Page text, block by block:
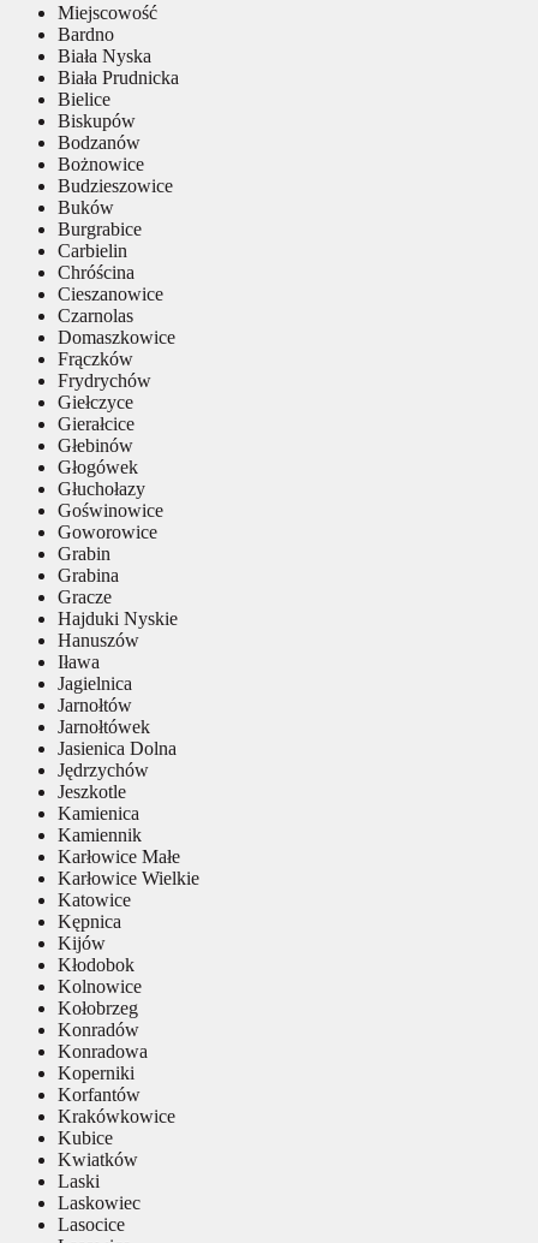
Miejscowość
Bardno
Biała Nyska
Biała Prudnicka
Bielice
Biskupów
Bodzanów
Bożnowice
Budzieszowice
Buków
Burgrabice
Carbielin
Chróścina
Cieszanowice
Czarnolas
Domaszkowice
Frączków
Frydrychów
Giełczyce
Gierałcice
Głebinów
Głogówek
Głuchołazy
Goświnowice
Goworowice
Grabin
Grabina
Gracze
Hajduki Nyskie
Hanuszów
Iława
Jagielnica
Jarnołtów
Jarnołtówek
Jasienica Dolna
Jędrzychów
Jeszkotle
Kamienica
Kamiennik
Karłowice Małe
Karłowice Wielkie
Katowice
Kępnica
Kijów
Kłodobok
Kolnowice
Kołobrzeg
Konradów
Konradowa
Koperniki
Korfantów
Krakówkowice
Kubice
Kwiatków
Laski
Laskowiec
Lasocice